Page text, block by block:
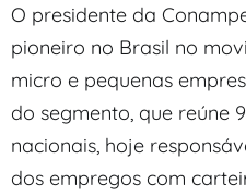
O presidente da
pioneiro no Brasil no
micro e pequenas
do segmento, que reúne
nacionais, hoje
dos empregos com